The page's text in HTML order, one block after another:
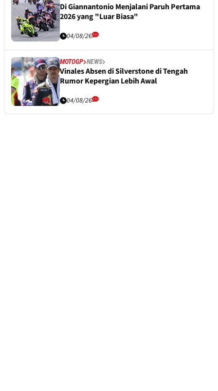
Di Giannantonio Menjalani Paruh Pertama
2026 yang "Luar Biasa"
04/08/26
MOTOGP NEWS
Vinales Absen di Silverstone di Tengah
Rumor Kepergian Lebih Awal
04/08/26